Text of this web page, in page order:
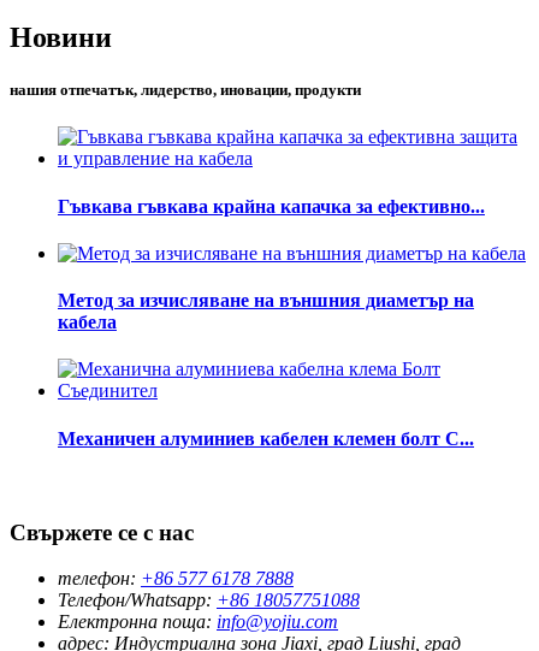
Новини
нашия отпечатък, лидерство, иновации, продукти
Гъвкава гъвкава крайна капачка за ефективно...
Метод за изчисляване на външния диаметър на
кабела
Механичен алуминиев кабелен клемен болт C...
Свържете се с нас
телефон: +86 577 6178 7888
Телефон/Whatsapp: +86 18057751088
Електронна поща: info@yojiu.com
адрес: Индустриална зона Jiaxi, град Liushi, град